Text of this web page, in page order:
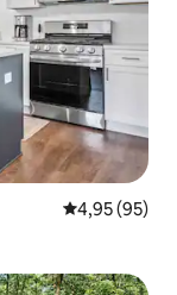
Gemiddelde
4,95 (95)